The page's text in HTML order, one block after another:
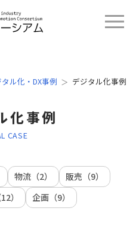
ル化・DX事例 デジタル化事例
化事例
CASE
物流（2）
販売（9）
）
企画（9）